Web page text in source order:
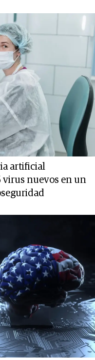
artificial
virus nuevos en un